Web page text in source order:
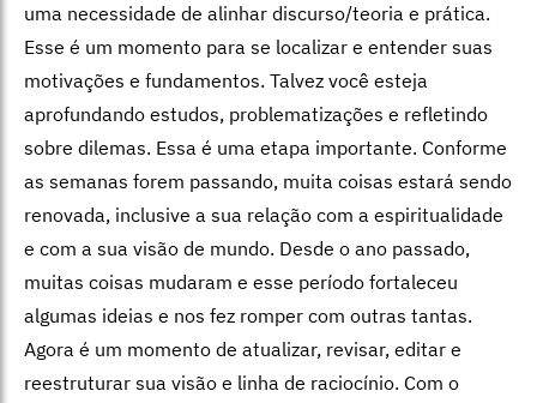
uma necessidade de alinhar discurso/teoria e prática.
Esse é um momento para se localizar e entender suas
motivações e fundamentos. Talvez você esteja
aprofundando estudos, problematizações e refletindo
sobre dilemas. Essa é uma etapa importante. Conforme
as semanas forem passando, muita coisas estará sendo
renovada, inclusive a sua relação com a espiritualidade
e com a sua visão de mundo. Desde o ano passado,
muitas coisas mudaram e esse período fortaleceu
algumas ideias e nos fez romper com outras tantas.
Agora é um momento de atualizar, revisar, editar e
reestruturar sua visão e linha de raciocínio. Com o